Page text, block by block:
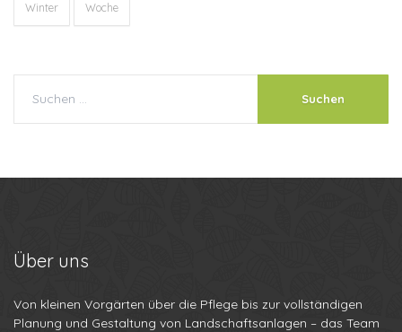
Winter Woche
Über uns
Von kleinen Vorgärten über die Pflege bis zur vollständigen
Planung und Gestaltung von Landschaftsanlagen – das Team